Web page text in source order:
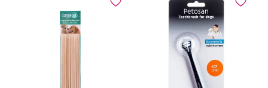
Dodaj do ulubionych Dodaj